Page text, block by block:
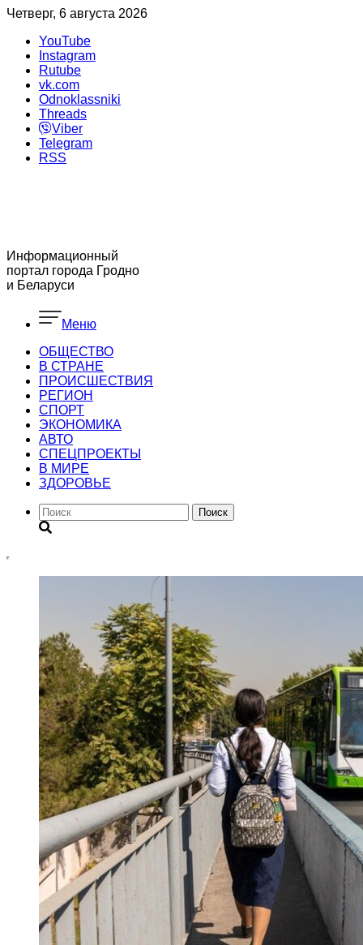
Четверг, 6 августа 2026
YouTube
Instagram
Rutube
vk.com
Odnoklassniki
Threads
Viber
Telegram
RSS
Информационный
портал города Гродно
и Беларуси
Меню
ОБЩЕСТВО
В СТРАНЕ
ПРОИСШЕСТВИЯ
РЕГИОН
CПОРТ
ЭКОНОМИКА
АВТО
СПЕЦПРОЕКТЫ
В МИРЕ
ЗДОРОВЬЕ
Поиск